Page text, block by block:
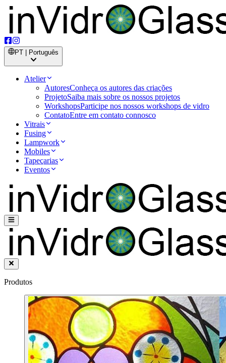
PT | Português
Atelier
AutoresConheça os autores das criações
ProjetoSaiba mais sobre os nossos projetos
WorkshopsParticipe nos nossos workshops de vidro
ContatoEntre em contato connosco
Vitrais
Fusing
Lampwork
Mobiles
Tapeçarias
Eventos
Produtos